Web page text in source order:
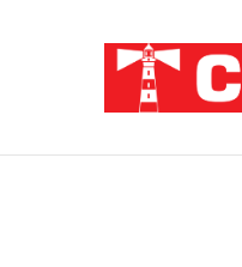
Breaking News